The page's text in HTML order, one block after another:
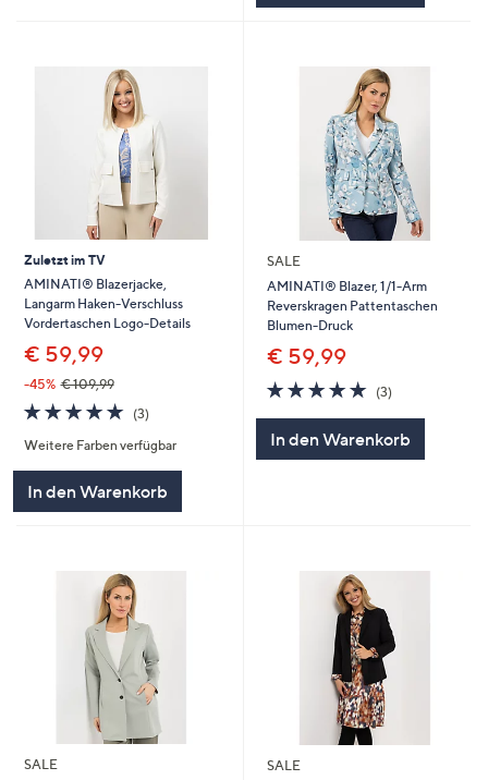
Zuletzt im TV
AMINATI® Blazerjacke,
Langarm Haken-Verschluss
Vordertaschen Logo-Details
€ 59,99
-45% € 109,99
5.0
von
5
(3)3
Weitere Farben verfügbar
In den Warenkorb
SALE
AMINATI® Blazer, 1/1-Arm
Reverskragen Pattentaschen
Blumen-Druck
€ 59,99
5.0
von
(3)3
In den Warenkorb
SALE
SALE